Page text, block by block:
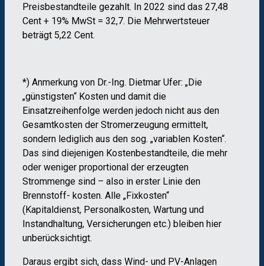
Preisbestandteile gezahlt. In 2022 sind das 27,48
Cent + 19% MwSt = 32,7. Die Mehrwertsteuer
beträgt 5,22 Cent.
*) Anmerkung von Dr.-Ing. Dietmar Ufer: „Die
„günstigsten“ Kosten und damit die
Einsatzreihenfolge werden jedoch nicht aus den
Gesamtkosten der Stromerzeugung ermittelt,
sondern lediglich aus den sog. „variablen Kosten“.
Das sind diejenigen Kostenbestandteile, die mehr
oder weniger proportional der erzeugten
Strommenge sind – also in erster Linie den
Brennstoff- kosten. Alle „Fixkosten“
(Kapitaldienst, Personalkosten, Wartung und
Instandhaltung, Versicherungen etc.) bleiben hier
unberücksichtigt.
Daraus ergibt sich, dass Wind- und PV-Anlagen